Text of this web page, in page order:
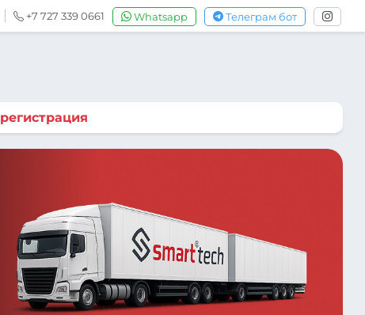
+7 727 339 0661 Whatsapp Телеграм бот
регистрация